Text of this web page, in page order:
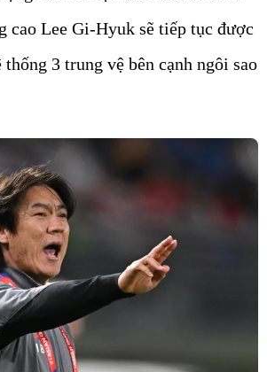
cao Lee Gi-Hyuk sẽ tiếp tục được
3 trung vệ bên cạnh ngôi sao